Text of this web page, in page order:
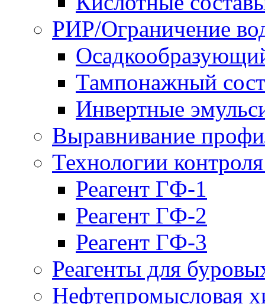
РИР/Ограничение
Тампонажный
Инвертные
Выравнивание
Технологии
Реагент ГФ-1
Реагент ГФ-2
Реагент ГФ-3
Реагенты для
Нефтепромысловая